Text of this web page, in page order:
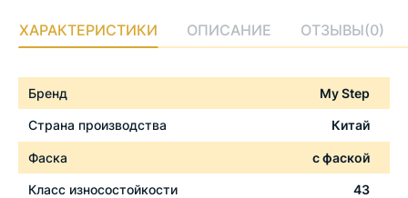
желаемого
ХАРАКТЕРИСТИКИ ОПИСАНИЕ ОТЗЫВЫ(0)
Характеристики
Бренд My Step
Страна производства Китай
Фаска с фаской
Класс износостойкости 43